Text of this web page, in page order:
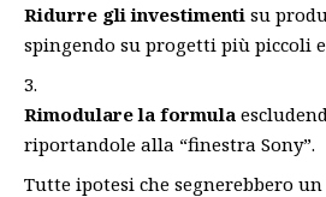
Ridurre gli investimenti su
spingendo su progetti più piccoli
Rimodulare la formula
riportandole alla “finestra Sony”.
Tutte ipotesi che segnerebbero